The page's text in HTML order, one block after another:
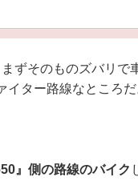
ずそのものズバリで
ター路線なところだ
』側の路線のバイク